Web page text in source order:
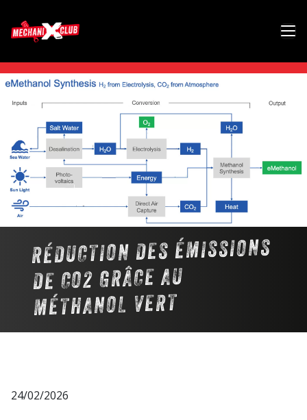
RÉDUCTION DES ÉMISSIONS
DE CO2 GRÂCE AU
MÉTHANOL VERT
24/02/2026